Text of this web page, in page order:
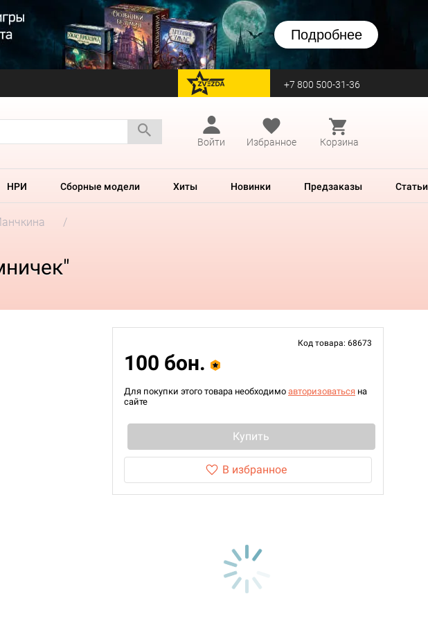
Подробнее
перейти на Zvezda +7 800 500-31-36
Войти
Избранное Корзина
НРИ Сборные модели Хиты Новинки Предзаказы Статьи
Код товара: 68673
100 бон.
Для покупки этого товара необходимо авторизоваться на
сайте
Купить
В избранное